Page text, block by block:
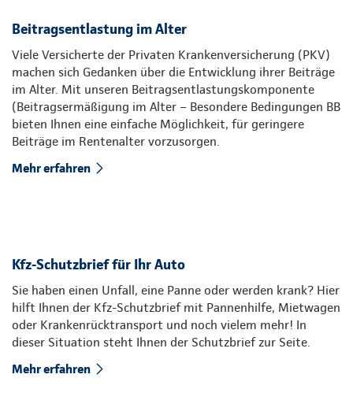
Beitragsentlastung im Alter
Viele Versicherte der Privaten Krankenversicherung (PKV)
machen sich Gedanken über die Entwicklung ihrer Beiträge
im Alter. Mit unseren Beitragsentlastungskomponente
(Beitragsermäßigung im Alter – Besondere Bedingungen BB
bieten Ihnen eine einfache Möglichkeit, für geringere
Beiträge im Rentenalter vorzusorgen.
Mehr erfahren
Kfz-Schutzbrief für Ihr Auto
Sie haben einen Unfall, eine Panne oder werden krank? Hier
hilft Ihnen der Kfz-Schutzbrief mit Pannenhilfe, Mietwagen
oder Krankenrücktransport und noch vielem mehr! In
dieser Situation steht Ihnen der Schutzbrief zur Seite.
Mehr erfahren